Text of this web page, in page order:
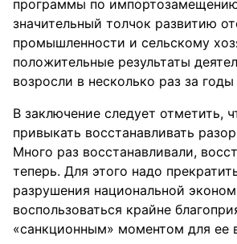
программы по
значительный толчок развитию
промышленности и сельскому
положительные результаты
возросли в несколько раз за
В заключение следует отметить,
привыкать восстанавливать
Много раз восстанавливали,
теперь. Для этого надо
разрушения национальной
воспользоваться крайне
«санкционным» моментом для ее